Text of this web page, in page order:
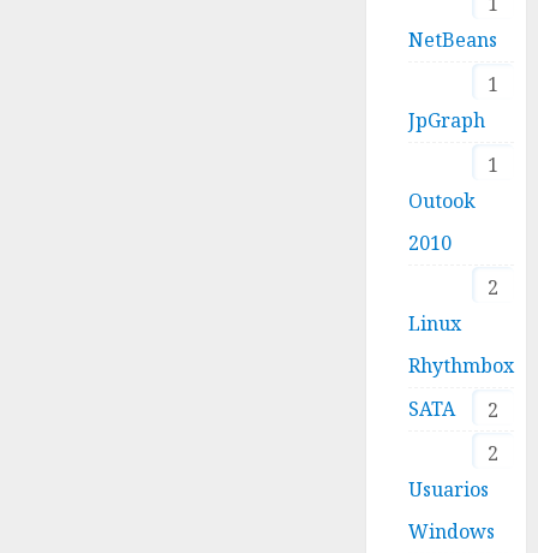
NetBeans
1
JpGraph
1
Outook
2010
2
Linux
Rhythmbox
2
SATA
2
Usuarios
Windows